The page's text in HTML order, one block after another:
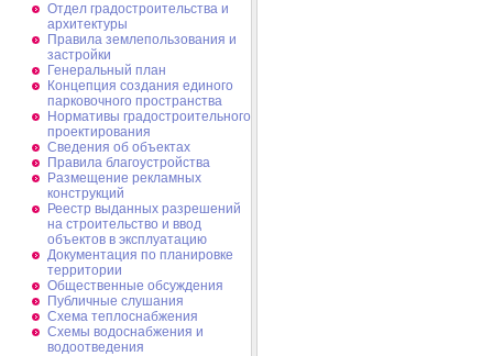
Отдел градостроительства и
архитектуры
Правила землепользования и
застройки
Генеральный план
Концепция создания единого
парковочного пространства
Нормативы градостроительного
проектирования
Сведения об объектах
Правила благоустройства
Размещение рекламных
конструкций
Реестр выданных разрешений
на строительство и ввод
объектов в эксплуатацию
Документация по планировке
территории
Общественные обсуждения
Публичные слушания
Схема теплоснабжения
Схемы водоснабжения и
водоотведения